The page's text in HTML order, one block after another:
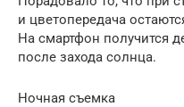
и цветопередача
На смартфон получится
после захода солнца.
Ночная съемка